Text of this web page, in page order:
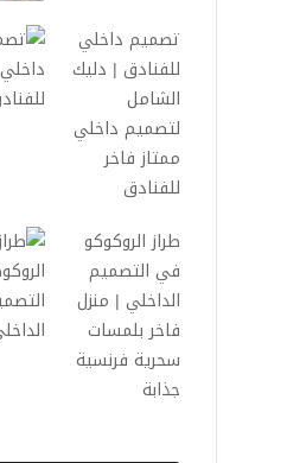
تصميم داخلي
للفنادق | دليك
الشامل
لتصميم داخلي
ممتاز فاخر
للفنادق
طراز الروكوكو
في التصميم
الداخلي | منزل
فاخر بلمسات
سحرية فرنسية
جذابة